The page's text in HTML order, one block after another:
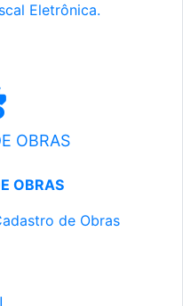
Eletrônica.
OBRAS
OBRAS
de Obras